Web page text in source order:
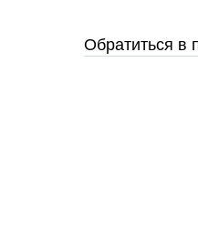
Обратиться в